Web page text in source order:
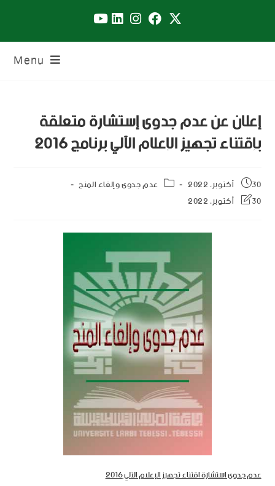
Menu
إعلان عن عدم جدوى إستشارة متعلقة
بإقتناء تجهيز الإعلام الآلي برنامج 2016
30 أكتوبر، 2022
عدم جدوى وإلغاء المنح
30 أكتوبر، 2022
عدم جدوى استشارة اقتناء تجهيز الإعلام الآلي 2016